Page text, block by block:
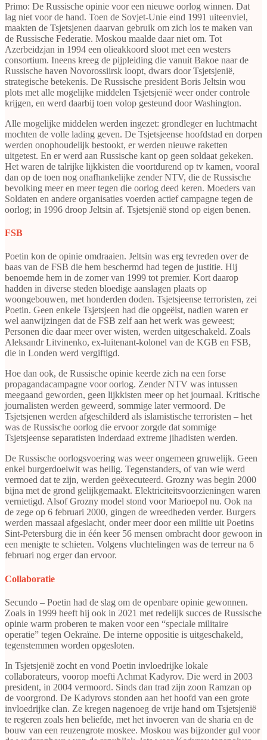
Primo: De Russische opinie voor een nieuwe oorlog winnen. Dat
lag niet voor de hand. Toen de Sovjet-Unie eind 1991 uiteenviel,
maakten de Tsjetsjenen daarvan gebruik om zich los te maken van
de Russische Federatie. Moskou maalde daar niet om. Tot
Azerbeidzjan in 1994 een olieakkoord sloot met een westers
consortium. Ineens kreeg de pijpleiding die vanuit Bakoe naar de
Russische haven Novorossiirsk loopt, dwars door Tsjetsjenië,
strategische betekenis. De Russische president Boris Jeltsin wou
plots met alle mogelijke middelen Tsjetsjenië weer onder controle
krijgen, en werd daarbij toen volop gesteund door Washington.
Alle mogelijke middelen werden ingezet: grondleger en luchtmacht
mochten de volle lading geven. De Tsjetsjeense hoofdstad en dorpen
werden onophoudelijk bestookt, er werden nieuwe raketten
uitgetest. En er werd aan Russische kant op geen soldaat gekeken.
Het waren de talrijke lijkkisten die voortdurend op tv kamen, vooral
dan op de toen nog onafhankelijke zender NTV, die de Russische
bevolking meer en meer tegen die oorlog deed keren. Moeders van
Soldaten en andere organisaties voerden actief campagne tegen de
oorlog; in 1996 droop Jeltsin af. Tsjetsjenië stond op eigen benen.
FSB
Poetin kon de opinie omdraaien. Jeltsin was erg tevreden over de
baas van de FSB die hem beschermd had tegen de justitie. Hij
benoemde hem in de zomer van 1999 tot premier. Kort daarop
hadden in diverse steden bloedige aanslagen plaats op
woongebouwen, met honderden doden. Tsjetsjeense terroristen, zei
Poetin. Geen enkele Tsjetsjeen had die opgeëist, nadien waren er
wel aanwijzingen dat de FSB zelf aan het werk was geweest;
Personen die daar meer over wisten, werden uitgeschakeld. Zoals
Aleksandr Litvinenko, ex-luitenant-kolonel van de KGB en FSB,
die in Londen werd vergiftigd.
Hoe dan ook, de Russische opinie keerde zich na een forse
propagandacampagne voor oorlog. Zender NTV was intussen
meegaand geworden, geen lijkkisten meer op het journaal. Kritische
journalisten werden geweerd, sommige later vermoord. De
Tsjetsjenen werden afgeschilderd als islamistische terroristen – het
was de Russische oorlog die ervoor zorgde dat sommige
Tsjetsjeense separatisten inderdaad extreme jihadisten werden.
De Russische oorlogsvoering was weer ongemeen gruwelijk. Geen
enkel burgerdoelwit was heilig. Tegenstanders, of van wie werd
vermoed dat te zijn, werden geëxecuteerd. Grozny was begin 2000
bijna met de grond gelijkgemaakt. Elektriciteitsvoorzieningen waren
vernietigd. Alsof Grozny model stond voor Marioepol nu. Ook na
de zege op 6 februari 2000, gingen de wreedheden verder. Burgers
werden massaal afgeslacht, onder meer door een militie uit Poetins
Sint-Petersburg die in één keer 56 mensen ombracht door gewoon in
een menigte te schieten. Volgens vluchtelingen was de terreur na 6
februari nog erger dan ervoor.
Collaboratie
Secundo – Poetin had de slag om de openbare opinie gewonnen.
Zoals in 1999 heeft hij ook in 2021 met redelijk succes de Russische
opinie warm proberen te maken voor een “speciale militaire
operatie” tegen Oekraïne. De interne oppositie is uitgeschakeld,
tegenstemmen worden opgesloten.
In Tsjetsjenië zocht en vond Poetin invloedrijke lokale
collaborateurs, voorop moefti Achmat Kadyrov. Die werd in 2003
president, in 2004 vermoord. Sinds dan trad zijn zoon Ramzan op
de voorgrond. De Kadyrovs stonden aan het hoofd van een grote
invloedrijke clan. Ze kregen nagenoeg de vrije hand om Tsjetsjenië
te regeren zoals hen beliefde, met het invoeren van de sharia en de
bouw van een reuzengrote moskee. Moskou was bijzonder gul voor